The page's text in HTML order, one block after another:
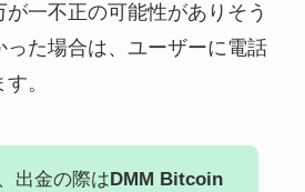
一不正の可能性がありそう
った場合は、ユーザーに電話
。
出金の際はDMM Bitcoin